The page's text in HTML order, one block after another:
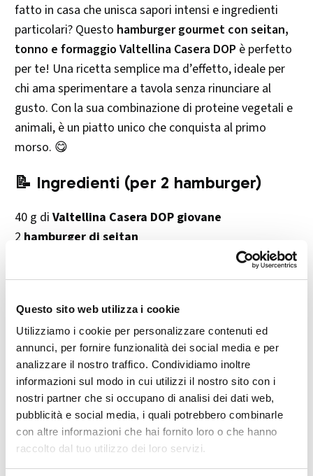
Questo sito web utilizza i cookie
Utilizziamo i cookie per personalizzare contenuti ed
annunci, per fornire funzionalità dei social media e per
analizzare il nostro traffico. Condividiamo inoltre
informazioni sul modo in cui utilizzi il nostro sito con i
nostri partner che si occupano di analisi dei dati web,
pubblicità e social media, i quali potrebbero combinarle
con altre informazioni che hai fornito loro o che hanno
raccolto dal tuo utilizzo dei loro servizi.
fatto in casa che unisca sapori intensi e ingredienti
particolari? Questo hamburger gourmet con seitan,
tonno e formaggio Valtellina Casera DOP è perfetto
per te! Una ricetta semplice ma d’effetto, ideale per
chi ama sperimentare a tavola senza rinunciare al
gusto. Con la sua combinazione di proteine vegetali e
animali, è un piatto unico che conquista al primo
morso. 😋
📝 Ingredienti (per 2 hamburger)
40 g di Valtellina Casera DOP giovane
2 hamburger di seitan
Salsa di soiaq.b.
1vasetto di filetti di tonno
4pomodori ramati
Prezzemoloq.b.
1spicchio d’aglio
Olio extravergine di oliva (EVO)q.b.
Aceto di vino biancoq.b.
Zucchero a veloq.b.
Pepe neroq.b.